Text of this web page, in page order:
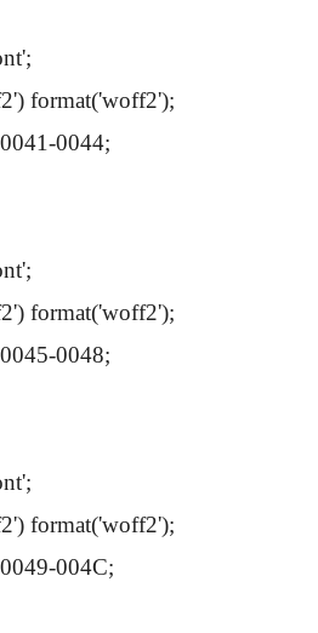
format('woff2');
0044;
format('woff2');
0048;
format('woff2');
004C;